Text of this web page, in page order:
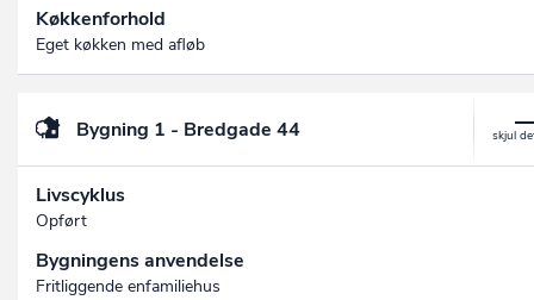
Køkkenforhold
Eget køkken med afløb
Bygning 1 - Bredgade 44
Livscyklus
Opført
Bygningens anvendelse
Fritliggende enfamiliehus